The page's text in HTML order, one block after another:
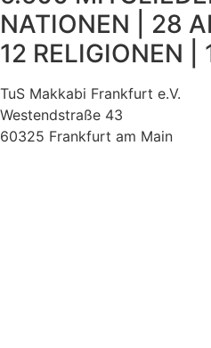
NATIONEN | 28
12 RELIGIONEN |
TuS Makkabi Frankfurt e.V.
Westendstraße 43
60325 Frankfurt am Main